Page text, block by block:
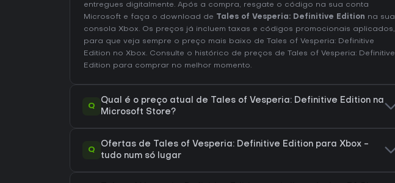
entregues digitalmente. Após a compra, resgate o código na sua conta
Microsoft e faça o download de Tales of Vesperia: Definitive Edition na sua
consola Xbox. Os preços já incluem taxas e códigos promocionais aplicados,
para que veja sempre o preço mais baixo de Tales of Vesperia: Definitive
Edition no Xbox. Consulte o histórico de preços de Tales of Vesperia: Definitive
Edition para comprar no melhor momento.
Q
Qual é o preço atual de Tales of Vesperia: Definitive Edition na
Microsoft Store?
Q
Ofertas de Tales of Vesperia: Definitive Edition para Xbox -
tudo num só lugar